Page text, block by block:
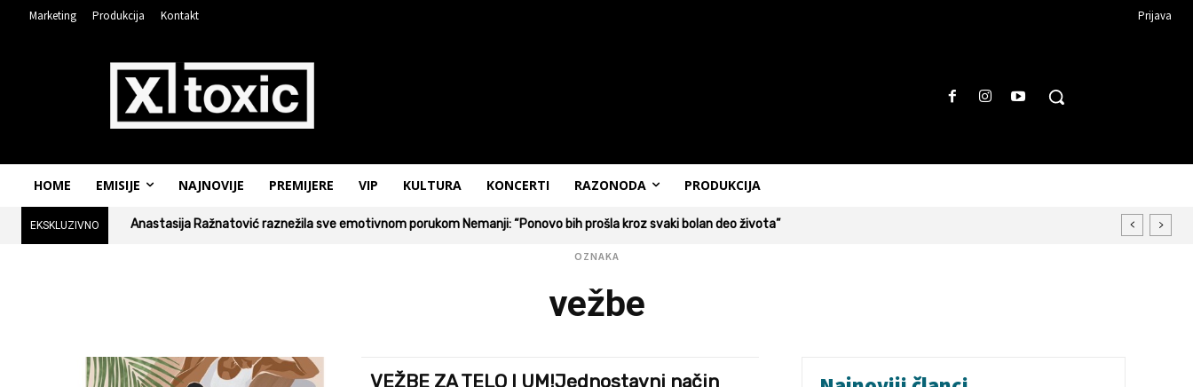
Marketing Produkcija Kontakt Prijava
HOME EMISIJE NAJNOVIJE PREMIJERE VIP KULTURA KONCERTI RAZONODA PRODUKCIJA
EKSKLUZIVNO Anastasija Ražnatović raznežila sve emotivnom porukom Nemanji: “Ponovo bih prošla kroz svaki bolan deo života”
OZNAKA
vežbe
VEŽBE ZA TELO I UM!Jednostavni način